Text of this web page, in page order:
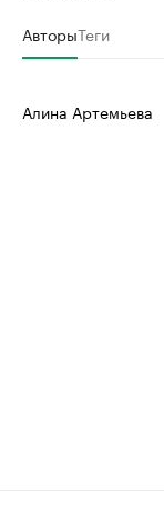
АвторыТеги
Алина Артемьева